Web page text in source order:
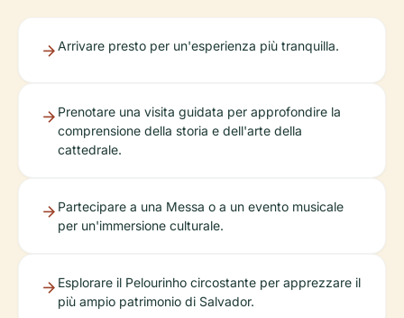
Arrivare presto per un'esperienza più tranquilla.
Prenotare una visita guidata per approfondire la
comprensione della storia e dell'arte della
cattedrale.
Partecipare a una Messa o a un evento musicale
per un'immersione culturale.
Esplorare il Pelourinho circostante per apprezzare il
più ampio patrimonio di Salvador.